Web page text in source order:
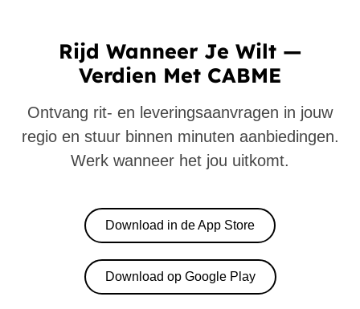
Rijd Wanneer Je Wilt —
Verdien Met CABME
Ontvang rit- en leveringsaanvragen in jouw
regio en stuur binnen minuten aanbiedingen.
Werk wanneer het jou uitkomt.
Download in de App Store
Download op Google Play